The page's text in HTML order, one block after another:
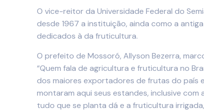
O vice-reitor da Universidade Federal do
desde 1967 a instituição, ainda como a
dedicados à da fruticultura.
O prefeito de Mossoró, Allyson Bezerra,
“Quem fala de agricultura e fruticultura no
dos maiores exportadores de frutas do país
montaram aqui seus estandes, inclusive
tudo que se planta dá e a fruticultura